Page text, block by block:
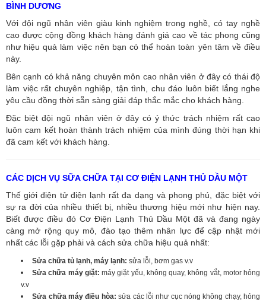
BÌNH DƯƠNG
Với đội ngũ nhân viên giàu kinh nghiệm trong nghề, có tay nghề
cao được cộng đồng khách hàng đánh giá cao về tác phong cũng
như hiệu quả làm việc nên bạn có thể hoàn toàn yên tâm về điều
này.
Bên cạnh có khả năng chuyên môn cao nhân viên ở đây có thái độ
làm việc rất chuyên nghiệp, tận tình, chu đáo luôn biết lắng nghe
yêu cầu đồng thời sẵn sàng giải đáp thắc mắc cho khách hàng.
Đặc biệt đội ngũ nhân viên ở đây có ý thức trách nhiệm rất cao
luôn cam kết hoàn thành trách nhiệm của mình đúng thời hạn khi
đã cam kết với khách hàng.
CÁC DỊCH VỤ SỮA CHỮA TẠI CƠ ĐIỆN LẠNH THỦ DẦU MỘT
Thế giới điện tử điện lạnh rất đa dạng và phong phú, đặc biệt với
sự ra đời của nhiều thiết bị, nhiều thương hiệu mới như hiện nay.
Biết được điều đó Cơ Điện Lạnh Thủ Dầu Một đã và đang ngày
càng mở rộng quy mô, đào tạo thêm nhân lực để cập nhật mới
nhất các lỗi gặp phải và cách sửa chữa hiệu quả nhất:
Sửa chữa tủ lạnh, máy lạnh: sửa lỗi, bơm gas v.v
Sửa chữa máy giặt:máy giặt yếu, không quay, không vắt, motor hỏng
v.v
Sửa chữa máy điều hòa: sửa các lỗi như cục nóng không chạy, hỏng